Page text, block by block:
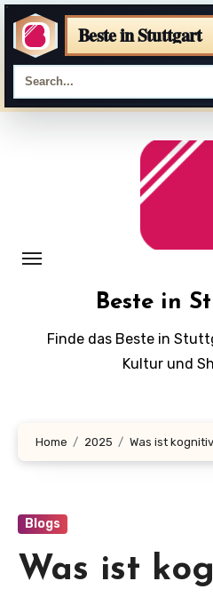
Beste in Stuttgart
Beste in
Finde das Beste in
Kultur und
Home 2025 Was ist
Blogs
Was ist